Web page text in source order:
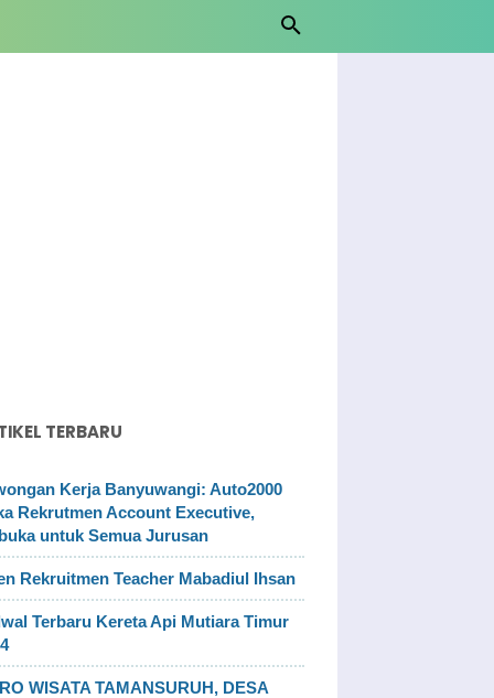
TERBARU
Kerja Banyuwangi: Auto2000
Rekrutmen Account Executive,
untuk Semua Jurusan
Rekruitmen Teacher Mabadiul Ihsan
Terbaru Kereta Api Mutiara Timur
WISATA TAMANSURUH, DESA